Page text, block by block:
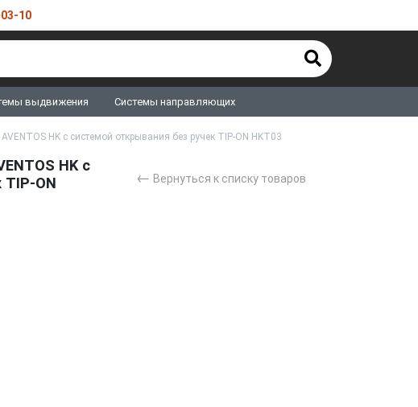
10
выдвижения Системы направляющих
HK с системой открывания без ручек TIP-ON HKT03
HK с
TIP-ON
← Вернуться к списку товаров